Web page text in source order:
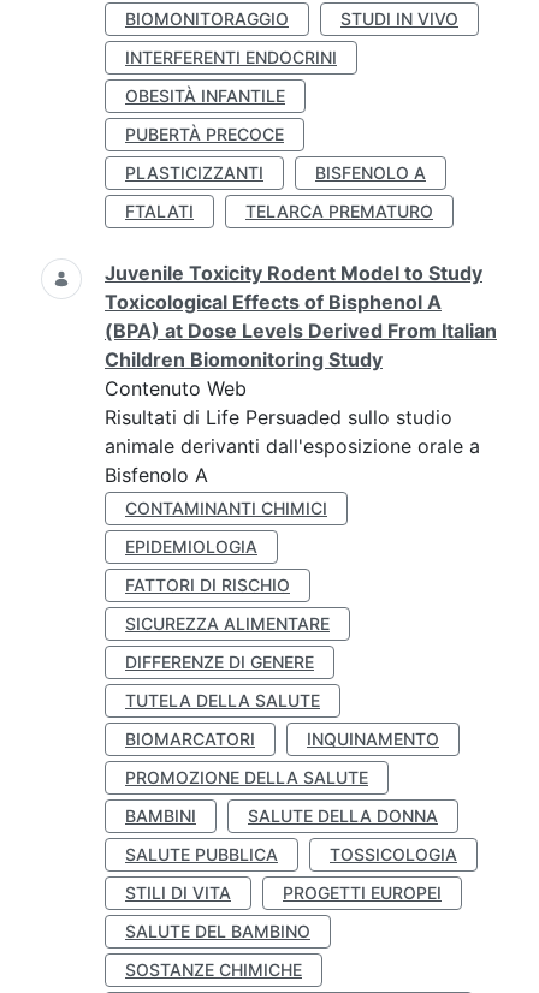
BIOMONITORAGGIO
STUDI IN VIVO
INTERFERENTI ENDOCRINI
OBESITÀ INFANTILE
PUBERTÀ PRECOCE
PLASTICIZZANTI
BISFENOLO A
FTALATI
TELARCA PREMATURO
Juvenile Toxicity Rodent Model to Study
Toxicological Effects of Bisphenol A
(BPA) at Dose Levels Derived From Italian
Children Biomonitoring Study
Contenuto Web
Risultati di Life Persuaded sullo studio
animale derivanti dall'esposizione orale a
Bisfenolo A
CONTAMINANTI CHIMICI
EPIDEMIOLOGIA
FATTORI DI RISCHIO
SICUREZZA ALIMENTARE
DIFFERENZE DI GENERE
TUTELA DELLA SALUTE
BIOMARCATORI
INQUINAMENTO
PROMOZIONE DELLA SALUTE
BAMBINI
SALUTE DELLA DONNA
SALUTE PUBBLICA
TOSSICOLOGIA
STILI DI VITA
PROGETTI EUROPEI
SALUTE DEL BAMBINO
SOSTANZE CHIMICHE